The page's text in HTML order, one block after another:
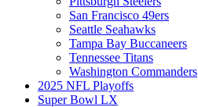
San Francisco 49ers
Seattle Seahawks
Tampa Bay Buccaneers
Tennessee Titans
Washington Commanders
2025 NFL Playoffs
Super Bowl LX